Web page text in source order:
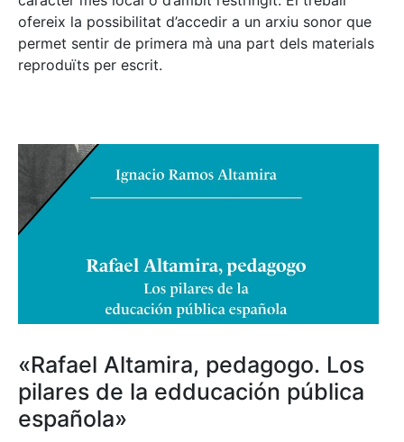
ofereix la possibilitat d’accedir a un arxiu sonor que
permet sentir de primera mà una part dels materials
reproduïts per escrit.
«Rafael Altamira, pedagogo. Los
pilares de la edducación pública
española»